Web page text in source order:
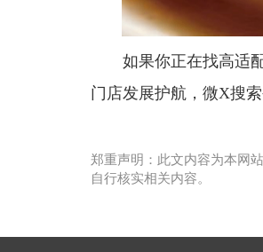
如果你正在找高适
门店发展护航，微X搜
郑重声明：此文内容为本网
自行核实相关内容。